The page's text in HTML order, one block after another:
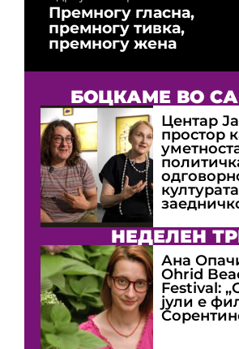
Премногу гласна,
премногу тивка,
премногу жена
БОЦКАМЕ ВО
Центар
простор
НЕДЕЛЕН
Ана
Оhrid
Festival:
јули е